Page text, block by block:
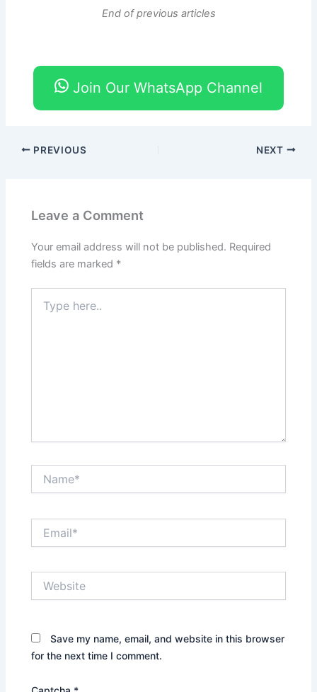
End of previous articles
Join Our WhatsApp Channel
PREVIOUS NEXT
Leave a Comment
Your email address will not be published. Required
fields are marked *
here..
Save my name, email, and website in this browser
for the next time I comment.